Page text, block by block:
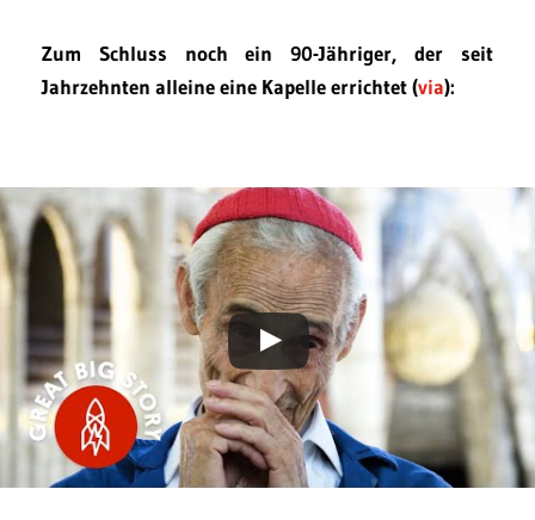
Zum Schluss noch ein 90-Jähriger, der seit
Jahrzehnten alleine eine Kapelle errichtet (via):